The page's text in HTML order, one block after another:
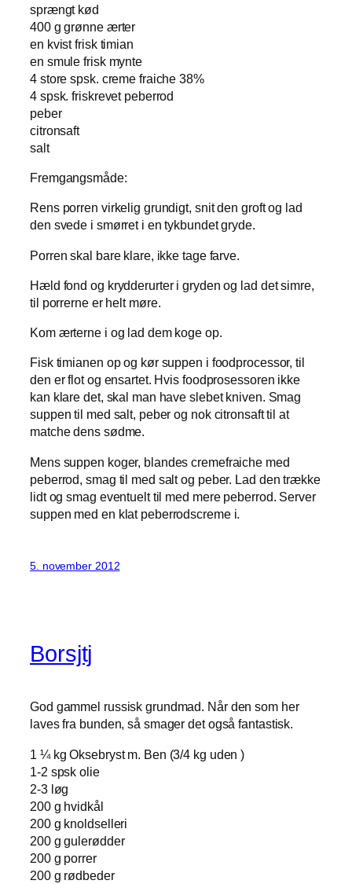
sprængt kød
400 g grønne ærter
en kvist frisk timian
en smule frisk mynte
4 store spsk. creme fraiche 38%
4 spsk. friskrevet peberrod
peber
citronsaft
salt
Fremgangsmåde:
Rens porren virkelig grundigt, snit den groft og lad
den svede i smørret i en tykbundet gryde.
Porren skal bare klare, ikke tage farve.
Hæld fond og krydderurter i gryden og lad det simre,
til porrerne er helt møre.
Kom ærterne i og lad dem koge op.
Fisk timianen op og kør suppen i foodprocessor, til
den er flot og ensartet. Hvis foodprosessoren ikke
kan klare det, skal man have slebet kniven. Smag
suppen til med salt, peber og nok citronsaft til at
matche dens sødme.
Mens suppen koger, blandes cremefraiche med
peberrod, smag til med salt og peber. Lad den trække
lidt og smag eventuelt til med mere peberrod. Server
suppen med en klat peberrodscreme i.
5. november 2012
Borsjtj
God gammel russisk grundmad. Når den som her
laves fra bunden, så smager det også fantastisk.
1 ¼ kg Oksebryst m. Ben (3/4 kg uden )
1-2 spsk olie
2-3 løg
200 g hvidkål
200 g knoldselleri
200 g gulerødder
200 g porrer
200 g rødbeder